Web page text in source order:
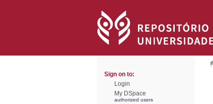
Sign on to:
Login
My DSpace
authorized users